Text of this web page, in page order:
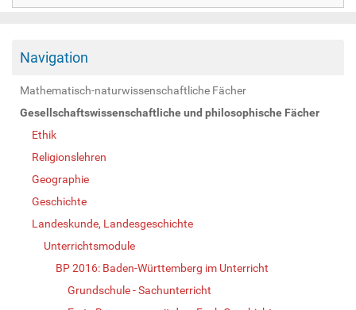
Navigation
Mathematisch-naturwissenschaftliche Fächer
Gesellschaftswissenschaftliche und philosophische Fächer
Ethik
Religionslehren
Geographie
Geschichte
Landeskunde, Landesgeschichte
Unterrichtsmodule
BP 2016: Baden-Württemberg im Unterricht
Grundschule - Sachunterricht